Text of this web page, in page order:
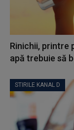
Rinichii, printre
apă trebuie să
STIRILE KANAL D